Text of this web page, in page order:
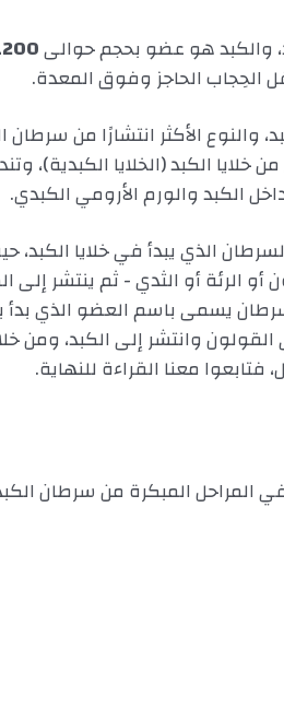
والكبد هو عضو بحجم حوالى
الحِجاب الحاجز وفوق المعدة.
والنوع الأكثر انتشارًا من
الكبد (الخلايا الكبدية)،
الكبد والورم الأرومي الكبدي.
الذي يبدأ في خلايا الكبد،
الرئة أو الثدي - ثم ينتشر إلى
يسمى باسم العضو الذي
وانتشر إلى الكبد، ومن
معنا القراءة للنهاية.
المبكرة من سرطان الكبد